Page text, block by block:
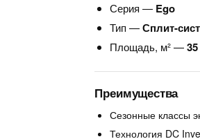
Серия — Ego
Тип —Сплит-
Площадь, м² —35
Преимущества
Сезонные классы
Технология DC